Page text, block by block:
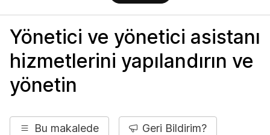
Yönetici ve yönetici asistanı
hizmetlerini yapılandırın ve
yönetin
Bu makalede Geri Bildirim?